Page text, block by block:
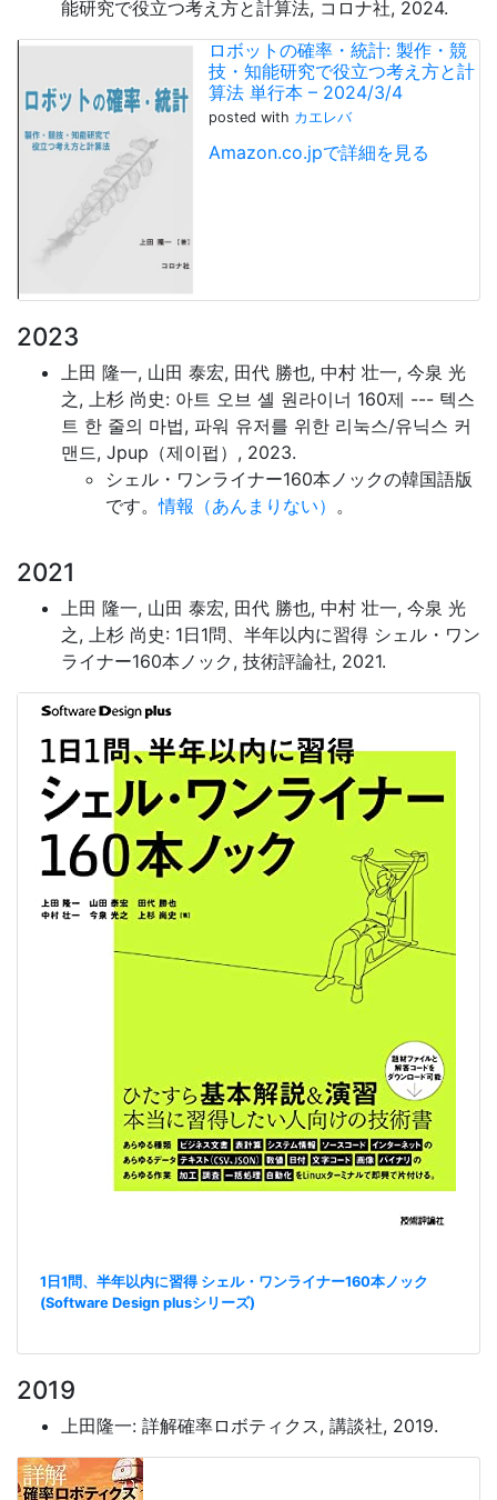
能研究で役立つ考え方と計算法, コロナ社, 2024.
ロボットの確率・統計: 製作・競
技・知能研究で役立つ考え方と計
算法 単行本 – 2024/3/4
posted with カエレバ
Amazon.co.jpで詳細を見る
2023
上田 隆一, 山田 泰宏, 田代 勝也, 中村 壮一, 今泉 光
之, 上杉 尚史: 아트 오브 셸 원라이너 160제 --- 텍스
트 한 줄의 마법, 파워 유저를 위한 리눅스/유닉스 커
맨드, Jpup（제이펍）, 2023.
シェル・ワンライナー160本ノックの韓国語版
です。情報（あんまりない） 。
2021
上田 隆一, 山田 泰宏, 田代 勝也, 中村 壮一, 今泉 光
之, 上杉 尚史: 1日1問、半年以内に習得 シェル・ワン
ライナー160本ノック, 技術評論社, 2021.
1日1問、半年以内に習得 シェル・ワンライナー160本ノック
(Software Design plusシリーズ)
2019
上田隆一: 詳解確率ロボティクス, 講談社, 2019.